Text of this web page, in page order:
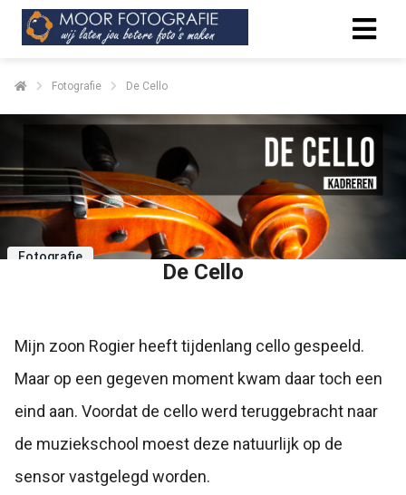
Fotografie De Cello
Fotografie
De Cello
Mijn zoon Rogier heeft tijdenlang cello gespeeld.
Maar op een gegeven moment kwam daar toch een
eind aan. Voordat de cello werd teruggebracht naar
de muziekschool moest deze natuurlijk op de
sensor vastgelegd worden.